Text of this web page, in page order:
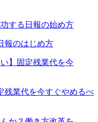
報のはじめ方
残業代を今すぐやめるべ